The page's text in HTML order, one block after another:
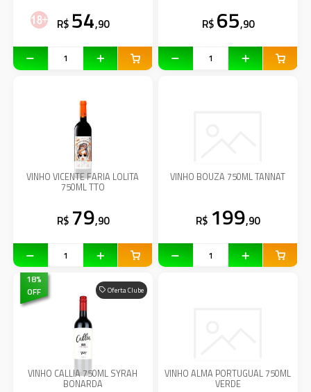
R$ 54,90 R$ 65,90
VINHO VICENTE FARIA LOLITA
750ML TTO
R$ 79,90
VINHO BOUZA 750ML TANNAT
R$ 199,90
Oferta Clube
18%
OFF
VINHO CALLIA 750ML SYRAH
BONARDA
VINHO ALMA PORTUGUAL 750ML
VERDE